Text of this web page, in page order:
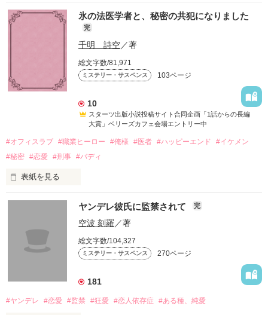
セレブママが集まる自由が丘のカフェで
ある女が警察に捕まる。
自分も子供も着飾り、有名な幼児教室に通う女に
幼児教室で出会った、奈美、杏子、真琴。
３人は日々の子育てのことや日常のことをブログに綴っていく
氷の法医学者と、秘密の共犯になりました
完
千明 詩空／著
総文字数/81,971
ミステリー・サスペンス 103ページ
10
スターツ出版小説投稿サイト合同企画「1話からの長編
大賞」ベリーズカフェ会場エントリー中
#オフィスラブ #職業ヒーロー #俺様 #医者 #ハッピーエンド
#イケメン
#秘密 #恋愛 #刑事 #バディ
表紙を見る
スターツ出版小説投稿サイト合同企画「第2回1話だけ大賞」編
集部おすすめ作品
作品を読む
ヤンデレ彼氏に監禁されて 完
空波 刻羅 ／著
総文字数/104,327
ミステリー・サスペンス 270ページ
181
#ヤンデレ #恋愛 #監禁 #狂愛 #恋人依存症 #ある種、純愛